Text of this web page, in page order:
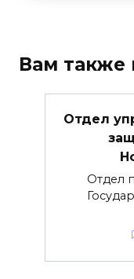
Вам также
Отдел
Отдел